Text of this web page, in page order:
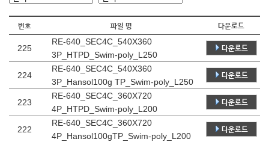
번호 파일 명 다운로드
225
RE-640_SEC4C_540X360
3P_HTPD_Swim-poly_L250
다운로드
224
RE-640_SEC4C_540X360
3P_Hansol100g TP_Swim-poly_L250
다운로드
223
RE-640_SEC4C_360X720
4P_HTPD_Swim-poly_L200
다운로드
222
RE-640_SEC4C_360X720
4P_Hansol100gTP_Swim-poly_L200
다운로드